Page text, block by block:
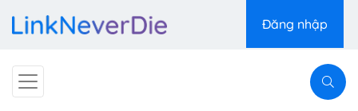
Đăng nhập